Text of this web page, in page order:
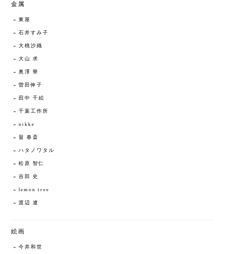
金属
東屋
石井すみ子
大桃沙織
大山 求
奥澤 華
曽田伸子
田中 千絵
千葉工作所
nikke
畠 春斎
ハタノワタル
松原 智仁
吉田 史
lemon tree
渡辺 遼
絵画
今井和世